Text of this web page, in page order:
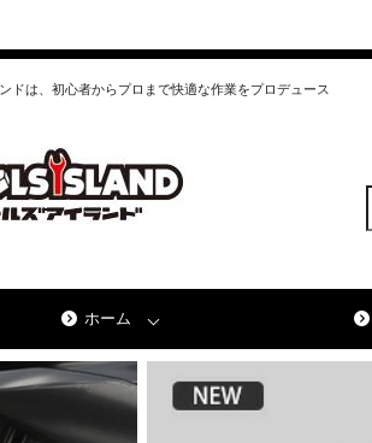
ドは、初心者からプロまで快適な作業をプロデュース
ホーム